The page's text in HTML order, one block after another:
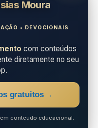
Moura
• DEVOCIONAIS
com conteúdos
diretamente no seu
gratuitos →
conteúdo educacional.